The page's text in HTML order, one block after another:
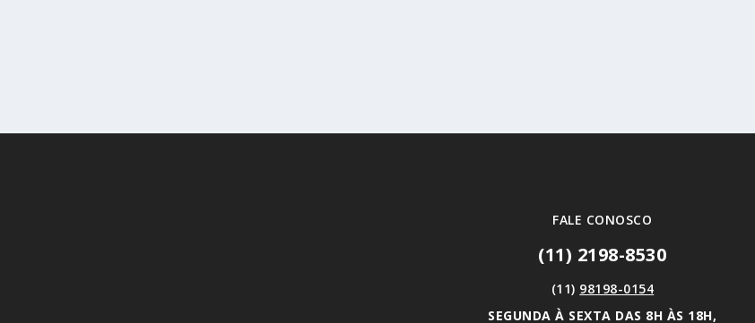
FALE CONOSCO
(11) 2198-8530
(11) 98198-0154
SEGUNDA À SEXTA DAS 8H ÀS 18H,